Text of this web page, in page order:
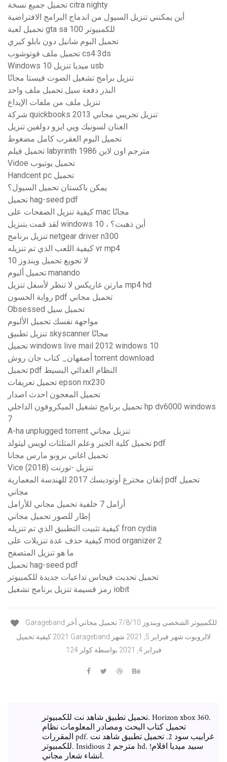
تحميل جميع نسخة citra nighty
أين يمكنني تنزيل السيول من اندماج البرامج الافتراضية
تحميل لعبة gta sa 100 للكمبيوتر
تحميل البوم شانيل دون بابلو كيري
تحميل ملف فوتوشوب cs4 3ds
Windows 10 ميديا ​​تنزيل usb
تنزيل برامج تشغيل الصوت فيستا مجانًا
البذر دفعة سيل تحميل ملف واحد
تنزيل ملف من ملفات الإيداع
شركة quickbooks 2013 تنزيل تجريبي مجاني
العنان لسونيك ويي ايزو دولفين تنزيل
تحميل البوم العقرب كامل مضغوط
تحميل فيلم labyrinth 1986 مترجم اون لاين
Vidoe تحميل يوتيوب
Handcent pc تحميل
يمكن باكستان تحميل السيول؟
تحميل hag-seed pdf
كيفية تنزيل الصفحات على mac مجانًا
لقد قمت بتنزيل windows 10 ، أين ذهبت؟
تنزيل برنامج netgear driver n300
كيفية اللعب الذي تم تنزيله vr mp4
لا تجويع تحميل ويندوز 10
تحميل ألبوم manando
مارتن غاريكس لا تنظر لأسفل تنزيل mp4 hd
رواية الحسون pdf تحميل مجاني
Obsessed تحميل سيل
مواجهة نفسك تحميل الألبوم
تنزيل تطبيق skyscanner مجانًا
تحميل windows live mail 2012 windows 10
أصفهان_ كتاب جان روش torrent download
تحميل pdf النظام الغذائي البسيط
تحميل تعريفات epson nx230
تحميل المعجون احدث اصدار
تحميل برنامج تشغيل الميكروفون الداخلي hp dv6000 windows
7
A-ha unplugged torrent تنزيل مجاني
تحميل كلية الجبر وعلم المثلثات لويس ليثولد pdf
تحميل اغاني برونو مارس مجانا
Vice (2018) تنزيل -تورنت
إتقان مخترع أوتوديسك 2017 للهندسة المعمارية pdf تحميل
مجاني
أرامل 7 خلفية تحميل مجاني للأرامل
إطار للصور تحميل مجاني
كيفية تثبيت التطبيق الذي تم تنزيله fron cydia
كيفية حذف عدة تنزيلات على mod organizer 2
ما هو تنزيل المتصفح
تحميل hag-seed pdf
تحميل تحديث فيجاس تداعيات جديدة للكمبيوتر
رمز قسيمة تنزيل برنامج تشغيل iobit
Garageband للكمبيوتر الشخصي ويندوز 7/8/10 تحميل مجاني أخر
2021 كيفية تحميل Garageband لالروبوت شهر فبراير 5, 2021 شهر
فبراير 4, 2021 بواسطة كولر 124
تحميل تطبيق شاهد نت للكمبيوتر. Horizon xbox 360.
تحميل كتاب البحث ومصادر المعلومات نظام
المقررات pdf. غرابيب سود 2. تحميل تطبيق شاهد نت
للكمبيوتر. Insidious 2 مترجم hd. سبيد ميديا افلام!
انشاء شعار مجاني.